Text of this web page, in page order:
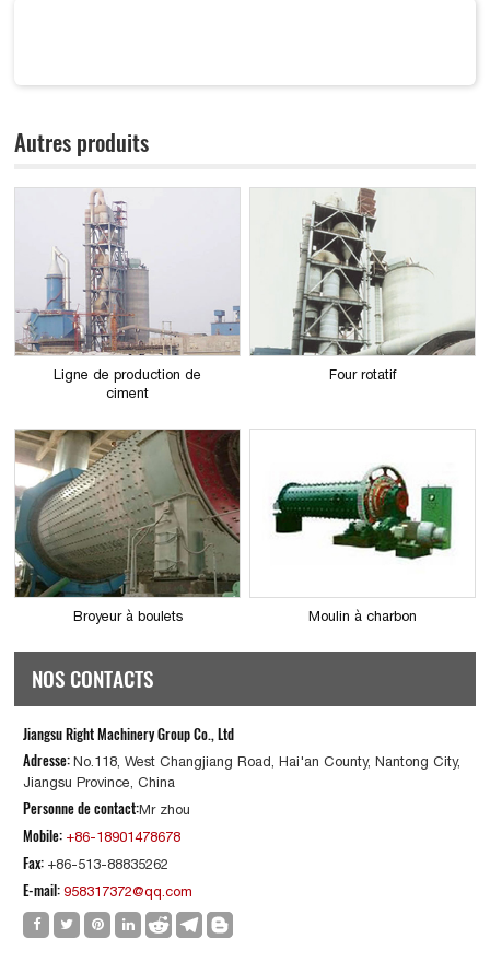
Autres produits
Ligne de production de
ciment
Four rotatif
Broyeur à boulets Moulin à charbon
NOS CONTACTS
Jiangsu Right Machinery Group Co., Ltd
Adresse:No.118, West Changjiang Road, Hai'an County, Nantong City,
Jiangsu Province, China
Personne de contact:Mr zhou
Mobile: +86-18901478678
Fax: +86-513-88835262
E-mail: 958317372@qq.com